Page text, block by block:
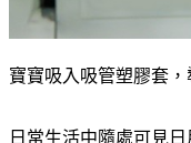
寶寶吸入吸管塑膠套，
日常生活中隨處可見